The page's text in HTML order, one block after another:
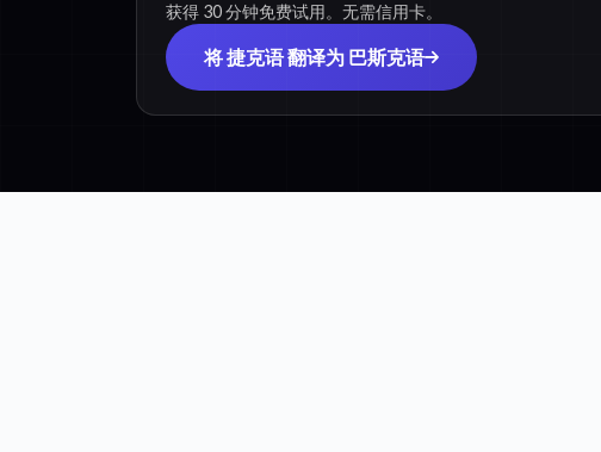
获得 30 分钟免费试用。无需信用卡。
将 捷克语 翻译为 巴斯克语